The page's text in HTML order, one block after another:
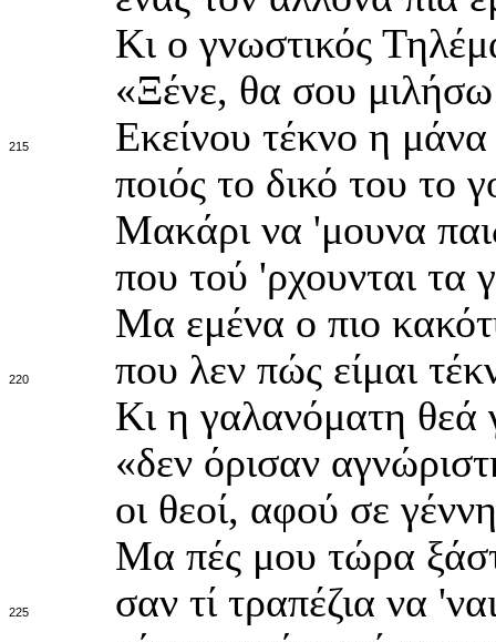
Κι ο γνωστικός
«Ξένε, θα σου
215
Εκείνου τέκνο η
ποιός το δικό του το
Μακάρι να 'μουνα
που τού 'ρχουνται τα
Μα εμένα ο πιο
220
που λεν πώς είμαι
Κι η γαλανόματη θεά
«δεν όρισαν
οι θεοί, αφού σε
Μα πές μου τώρα
225
σαν τί τραπέζια να